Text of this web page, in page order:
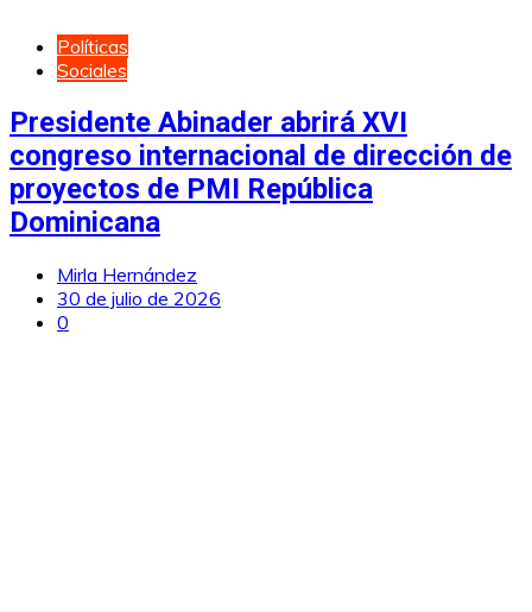
Políticas
Sociales
Presidente Abinader abrirá XVI
congreso internacional de dirección de
proyectos de PMI República
Dominicana
Mirla Hernández
30 de julio de 2026
0